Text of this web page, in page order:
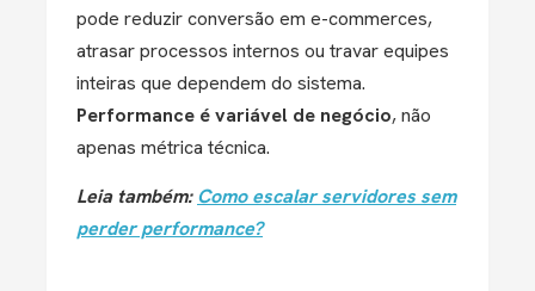
pode reduzir conversão em e-commerces,
atrasar processos internos ou travar equipes
inteiras que dependem do sistema.
Performance é variável de negócio, não
apenas métrica técnica.
Leia também:Como escalar servidores sem
perder performance?